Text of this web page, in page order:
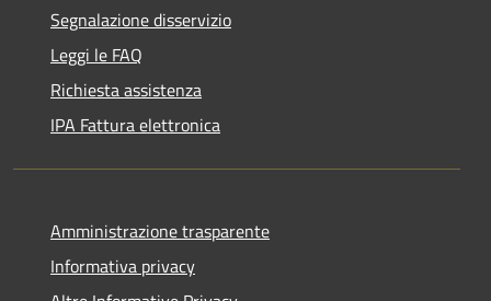
Segnalazione disservizio
Leggi le FAQ
Richiesta assistenza
IPA Fattura elettronica
Amministrazione trasparente
Informativa privacy